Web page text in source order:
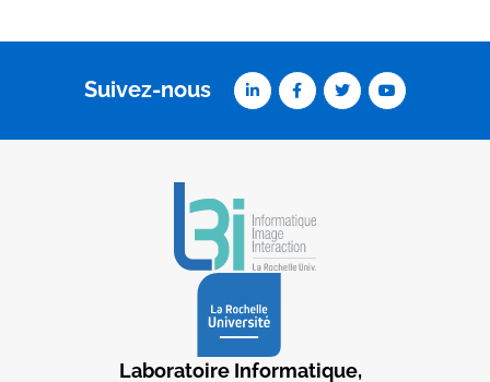
Suivez-nous
Laboratoire Informatique,